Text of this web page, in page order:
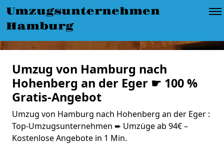
Umzugsunternehmen
Hamburg
Umzug von Hamburg nach
Hohenberg an der Eger ☛ 100 %
Gratis-Angebot
Umzug von Hamburg nach Hohenberg an der Eger :
Top-Umzugsunternehmen ➨ Umzüge ab 94€ –
Kostenlose Angebote in 1 Min.